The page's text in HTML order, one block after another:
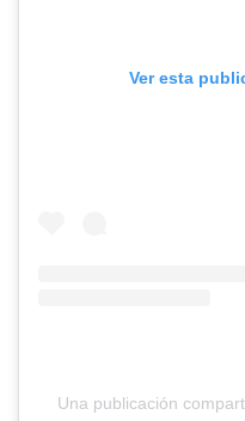
Ver esta
Una publicación